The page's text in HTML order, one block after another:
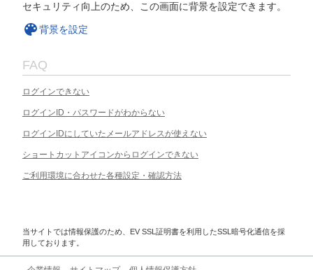
セキュリティ向上のため、この画面に背景を設定できます。
背景を設定
FAQ
ログインできない
ログインID・パスワードがわからない
ログインIDにしていたメールアドレスが使えない
ショートカットアイコンからログインできない
ご利用環境に合わせた各種設定・確認方法
当サイトでは情報保護のため、EV SSL証明書を利用したSSL暗号化通信を採
用しております。